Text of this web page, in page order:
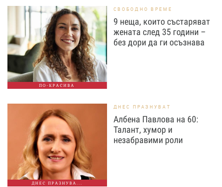
ПО-КРАСИВА
СВОБОДНО ВРЕМЕ
9 неща, които състаряват
жената след 35 години –
без дори да ги осъзнава
ДНЕС ПРАЗНУВА...
ДНЕС ПРАЗНУВАТ
Албена Павлова на 60:
Талант, хумор и
незабравими роли